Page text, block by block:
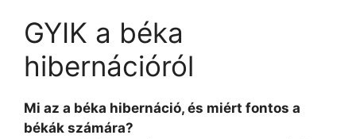
GYIK a béka
hibernációról
Mi az a béka hibernáció, és miért fontos a
békák számára?